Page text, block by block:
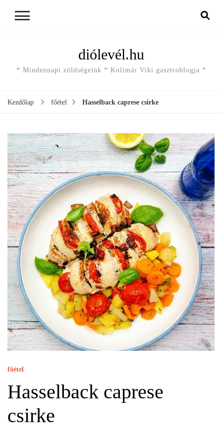
diólevél.hu
* Mindennapi zöldségeink * Kolimár Viki gasztroblogja *
Kezdőlap főétel Hasselback caprese csirke
főétel
Hasselback caprese
csirke